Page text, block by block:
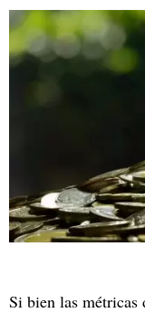
Si bien las métricas